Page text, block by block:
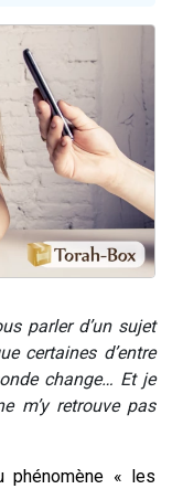
en groupe sur Zoom
parler d’un sujet
certaines d’entre
change… Et je
m’y retrouve pas
phénomène « les